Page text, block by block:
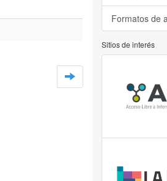
Formatos de
Sitios de interés